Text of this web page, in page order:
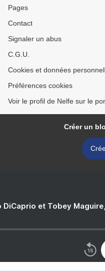
Pages
Contact
Signaler un abus
C.G.U.
Cookies et données
Préférences cookies
Voir le profil de Nelfe sur le
Créer un
DiCaprio et Tobey